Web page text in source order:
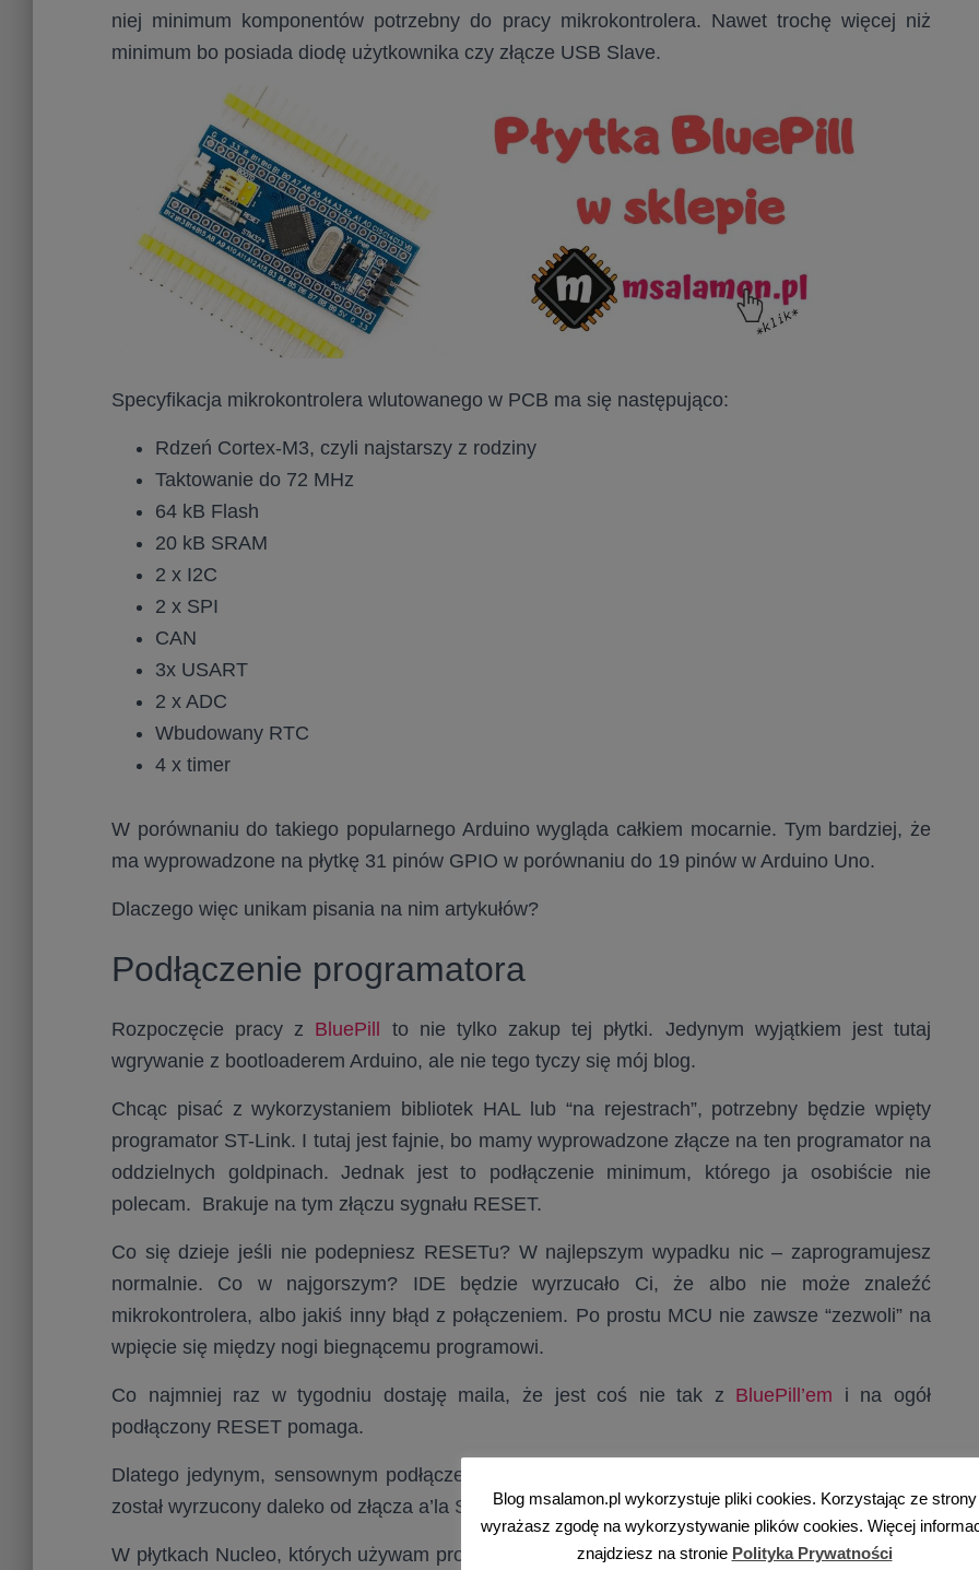
niej minimum komponentów potrzebny do pracy mikrokontrolera. Nawet trochę więcej niż
minimum bo posiada diodę użytkownika czy złącze USB Slave.
Specyfikacja mikrokontrolera wlutowanego w PCB ma się następująco:
Rdzeń Cortex-M3, czyli najstarszy z rodziny
Taktowanie do 72 MHz
64 kB Flash
20 kB SRAM
2 x I2C
2 x SPI
CAN
3x USART
2 x ADC
Wbudowany RTC
4 x timer
W porównaniu do takiego popularnego Arduino wygląda całkiem mocarnie. Tym bardziej, że
ma wyprowadzone na płytkę 31 pinów GPIO w porównaniu do 19 pinów w Arduino Uno.
Dlaczego więc unikam pisania na nim artykułów?
Podłączenie programatora
Rozpoczęcie pracy z BluePill
to nie tylko zakup tej płytki. Jedynym wyjątkiem jest tutaj
wgrywanie z bootloaderem Arduino, ale nie tego tyczy się mój blog.
Chcąc pisać z wykorzystaniem bibliotek HAL lub “na rejestrach”, potrzebny będzie wpięty
programator ST-Link. I tutaj jest fajnie, bo mamy wyprowadzone złącze na ten programator na
oddzielnych goldpinach. Jednak jest to podłączenie minimum, którego ja osobiście nie
polecam. Brakuje na tym złączu sygnału RESET.
Co się dzieje jeśli nie podepniesz RESETu? W najlepszym wypadku nic – zaprogramujesz
normalnie. Co w najgorszym? IDE będzie wyrzucało Ci, że albo nie może znaleźć
mikrokontrolera, albo jakiś inny błąd z połączeniem. Po prostu MCU nie zawsze “zezwoli” na
wpięcie się między nogi biegnącemu programowi.
Co najmniej raz w tygodniu dostaję maila, że jest coś nie tak z BluePill’em i na ogół
podłączony RESET pomaga.
Dlatego jedynym, sensownym podłączeniem jest to z RESETem. Niestety pin ten na płytce
został wyrzucony daleko od złącza a’la SWD.
W płytkach Nucleo, których używam programator mam na pokładzie i jest on podłączony tak,
Blog msalamon.pl wykorzystuje pliki cookies. Korzystając ze strony
wyrażasz zgodę na wykorzystywanie plików cookies. Więcej
znajdziesz na stronie Polityka Prywatności